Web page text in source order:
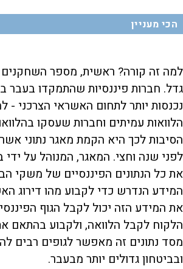
הכי מעניין
למה זה קורה? ראשית, מספר
גדל. חברות פיננסיות שהתמקדו בעבר
נכנסות יותר לתחום האשראי הצרכני -
הלוואות עמיתים וחברות שעסקו
הסיבות לכך היא הקמת מאגר נתוני
לפני שנה וחצי. המאגר, המנוהל על
את כל הנתונים הפיננסיים של משקי
המידע הנדרש כדי לקבוע מהו דירוג
את המידע הזה יכול לקבל הגוף
הלקוח לקבל הלוואה, ולקבוע בהתאם
מסד נתונים זה מאפשר לגופים רבים
ובביטחון גדולים יותר מבעבר.